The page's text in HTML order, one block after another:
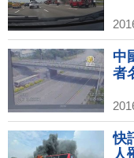
中
者
快
人